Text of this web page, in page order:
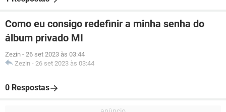
Como eu consigo redefinir a minha senha do
álbum privado MI
Zezin - 26 set 2023 às 03:44
Zezin - 26 set 2023 às 03:44
0 Respostas